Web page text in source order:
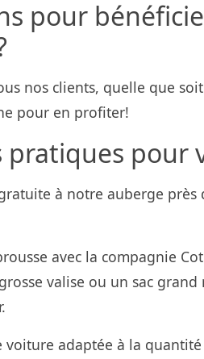
pour
nos clients, quelle que
pour en profiter!
pratiques pour
à notre auberge
avec la compagnie
valise ou un sac
adaptée à la